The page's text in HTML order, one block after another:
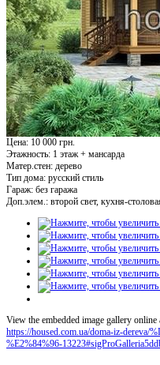
Цена: 10 000 грн.
Этажность: 1 этаж + мансарда
Матер.стен: дерево
Тип дома: русский стиль
Гараж: без гаража
Доп.элем.: второй свет, кухня-
View the embedded image gallery online
https://housed.com.ua/doma-iz-
%E2%84%96-